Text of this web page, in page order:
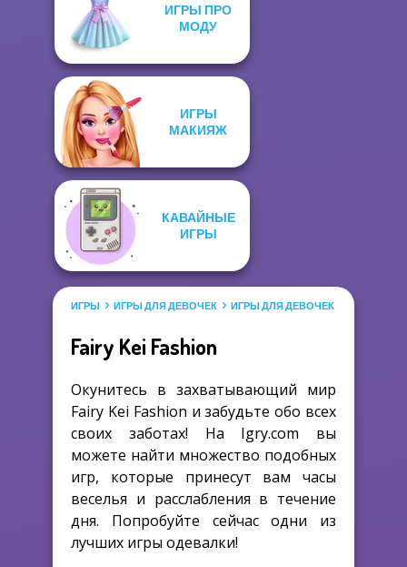
ИГРЫ ПРО
МОДУ
ИГРЫ
МАКИЯЖ
КАВАЙНЫЕ
ИГРЫ
ИГРЫ ИГРЫ ДЛЯ ДЕВОЧЕК ИГРЫ ДЛЯ ДЕВОЧЕК САЛОН
Fairy Kei Fashion
Окунитесь в захватывающий мир
Fairy Kei Fashion и забудьте обо всех
своих заботах! На Igry.com вы
можете найти множество подобных
игр, которые принесут вам часы
веселья и расслабления в течение
дня. Попробуйте сейчас одни из
лучших игры одевалки!